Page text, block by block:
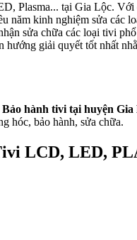
Plasma... tại Gia Lộc.
năm kinh nghiệm sửa các
sửa chữa các loại tivi
hướng giải quyết tốt nhất
Bảo hành tivi tại huyện Gia
hóc, bảo hành, sửa chữa.
LCD, LED,